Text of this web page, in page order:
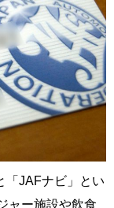
「JAFナビ」とい
ャー施設や飲食